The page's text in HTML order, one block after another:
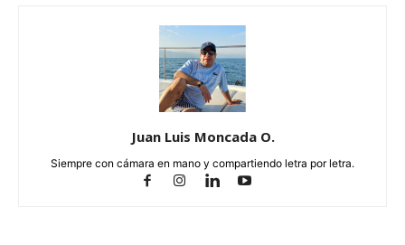
Juan Luis Moncada O.
Siempre con cámara en mano y compartiendo letra por letra.